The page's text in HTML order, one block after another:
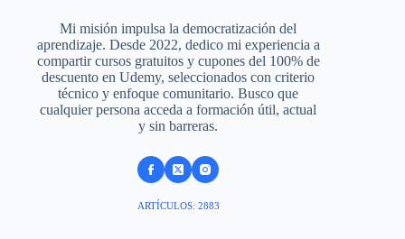
Mi misión impulsa la democratización del
aprendizaje. Desde 2022, dedico mi experiencia a
compartir cursos gratuitos y cupones del 100% de
descuento en Udemy, seleccionados con criterio
técnico y enfoque comunitario. Busco que
cualquier persona acceda a formación útil, actual
y sin barreras.
ARTÍCULOS: 2883